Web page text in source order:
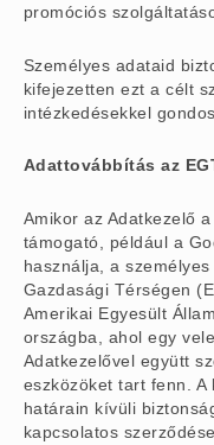
promóciós
Személyes adataid
kifejezetten ezt a célt
intézkedésekkel
Adattovábbítás az
Amikor az Adatkezelő
támogató, például a
használja, a
Gazdasági Térségen
Amerikai Egyesült
országba, ahol egy
Adatkezelővel együtt
eszközöket tart fenn. A
határain kívüli
kapcsolatos